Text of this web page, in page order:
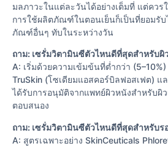
มลภาวะในแต่ละวันได้อย่างเต็มที่ แต่คว
การใช้ผลิตภัณฑ์ในตอนเย็นก็เป็นที่ยอมรั
ภัณฑ์อื่นๆ ทับในระหว่างวัน
ถาม: เซรั่มวิตามินซีตัวไหนดีที่สุดสำหรับผิ
A: เริ่มด้วยความเข้มข้นที่ต่ำกว่า
TruSkin (โซเดียมแอสคอร์บิลฟอสเฟต) แ
ได้รับการอนุมัติจากแพทย์ผิวหนังสำหรับผิ
ตอบสนอง
ถาม: เซรั่มวิตามินซีตัวไหนดีที่สุดสำหรับร
A: สูตรเฉพาะอย่าง SkinCeuticals